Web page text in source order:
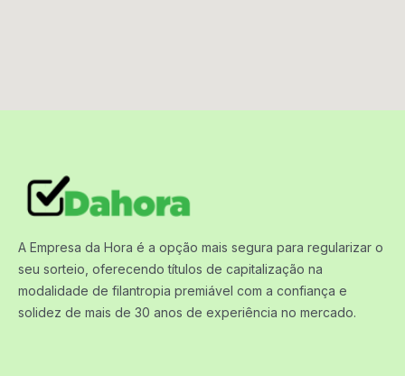
A Empresa da Hora é a opção mais segura para regularizar o
seu sorteio, oferecendo títulos de capitalização na
modalidade de filantropia premiável com a confiança e
solidez de mais de 30 anos de experiência no mercado.